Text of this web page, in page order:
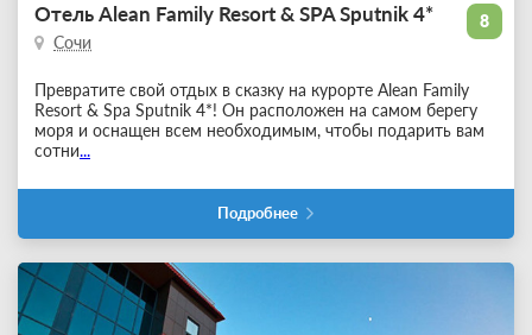
8
Отель Alean Family Resort & SPA Sputnik 4*
Сочи
Превратите свой отдых в сказку на курорте Alean Family
Resort & Spa Sputnik 4*! Он расположен на самом берегу
моря и оснащен всем необходимым, чтобы подарить вам
сотни...
Подробнее